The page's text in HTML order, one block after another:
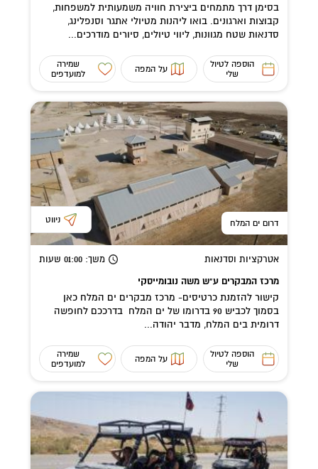
בסימן דרך מתמחים ביצירת חוויה משמעותית למשפחות,
קבוצות וארגונים. בואו ליהנות מטיולי אתגר וסנפלינג,
סדנאות שטח מגוונות, ליווי טיולים, סיורים מודרכים...
הוספה לטיול
שלי
על המפה
שמירה
למועדפים
דרום ים המלח ניווט
אטרקציות וסדנאות משך: 01:00 שעות
מרכז המבקרים ע"ש משה נובומייסקי
קישור להזמנת כרטיסים- מרכז מבקרים ים המלח כאן
בסמוך לכביש 90 בדרומו של ים המלח בדרככם לחופשה
דרומית בים המלח, מדבר יהודה...
הוספה לטיול
שלי
על המפה
שמירה
למועדפים